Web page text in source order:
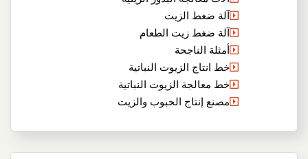
آلة ضغط الزيت
آلة ضغط زيت الطعام
أمثلة الناجحة
خط انتاج الزيوت النباتية
خط معالجة الزيوت النباتية
مصنع إنتاج الحبوب والزيت